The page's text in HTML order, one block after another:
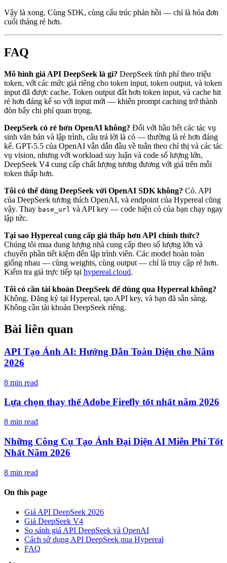
Vậy là xong. Cùng SDK, cùng cấu trúc phản hồi — chỉ là hóa đơn
cuối tháng rẻ hơn.
FAQ
Mô hình giá API DeepSeek là gì? DeepSeek tính phí theo triệu
token, với các mức giá riêng cho token input, token output, và token
input đã được cache. Token output đắt hơn token input, và cache hit
rẻ hơn đáng kể so với input mới — khiến prompt caching trở thành
đòn bẩy chi phí quan trọng.
DeepSeek có rẻ hơn OpenAI không? Đối với hầu hết các tác vụ
sinh văn bản và lập trình, câu trả lời là có — thường là rẻ hơn đáng
kể. GPT-5.5 của OpenAI vẫn dẫn đầu về tuân theo chỉ thị và các tác
vụ vision, nhưng với workload suy luận và code số lượng lớn,
DeepSeek V4 cung cấp chất lượng tương đương với giá trên mỗi
token thấp hơn.
Tôi có thể dùng DeepSeek với OpenAI SDK không? Có. API
của DeepSeek tương thích OpenAI, và endpoint của Hypereal cũng
vậy. Thay base_url và API key — code hiện có của bạn chạy ngay
lập tức.
Tại sao Hypereal cung cấp giá thấp hơn API chính thức?
Chúng tôi mua dung lượng nhà cung cấp theo số lượng lớn và
chuyển phần tiết kiệm đến lập trình viên. Các model hoàn toàn
giống nhau — cùng weights, cùng output — chỉ là truy cập rẻ hơn.
Kiểm tra giá trực tiếp tại hypereal.cloud.
Tôi có cần tài khoản DeepSeek để dùng qua Hypereal không?
Không. Đăng ký tại Hypereal, tạo API key, và bạn đã sẵn sàng.
Không cần tài khoản DeepSeek riêng.
Bài liên quan
API Tạo Ảnh AI: Hướng Dẫn Toàn Diện cho Năm
2026
8 min read
Lựa chọn thay thế Adobe Firefly tốt nhất năm 2026
8 min read
Những Công Cụ Tạo Ảnh Đại Diện AI Miễn Phí Tốt
Nhất Năm 2026
8 min read
On this page
Giá API DeepSeek 2026
Giá DeepSeek V4
So sánh giá API DeepSeek và OpenAI
Cách sử dụng API DeepSeek qua Hypereal
FAQ